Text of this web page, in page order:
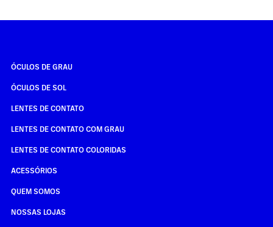
ÓCULOS DE GRAU
ÓCULOS DE SOL
LENTES DE CONTATO
LENTES DE CONTATO COM GRAU
LENTES DE CONTATO COLORIDAS
ACESSÓRIOS
QUEM SOMOS
NOSSAS LOJAS